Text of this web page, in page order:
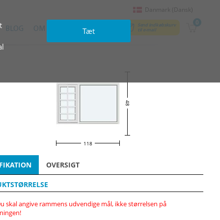
Tæt
Send indkøbskurv
til e‑mail
0
BLOG OM OS KONTAKTER
Danmark (Dansk)
48
118
OVERSIGT
skal angive rammens udvendige mål, ikke størrelsen på